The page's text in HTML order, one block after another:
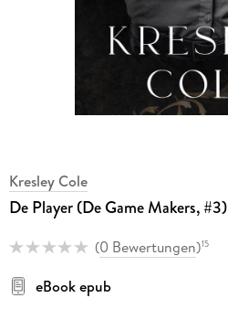
Kresley Cole
De Player (De Game Makers, #3)
(0 Bewertungen)15
eBook epub